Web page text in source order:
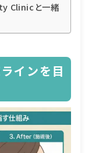
Clinicと一緒
インを目